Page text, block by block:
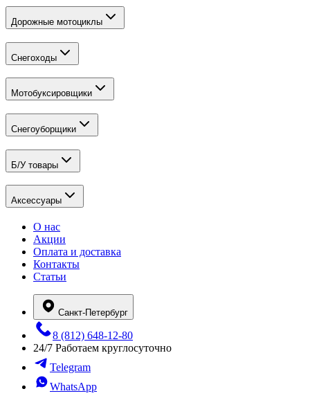
Дорожные мотоциклы
Снегоходы
Мотобуксировщики
Снегоуборщики
Б/У товары
Аксессуары
О нас
Акции
Оплата и доставка
Контакты
Статьи
Санкт-Петербург
8 (812) 648-12-80
24/7 Работаем круглосуточно
Telegram
WhatsApp